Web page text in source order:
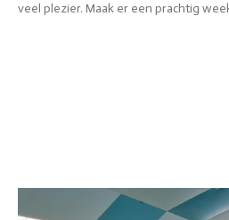
veel plezier. Maak er een prachtig